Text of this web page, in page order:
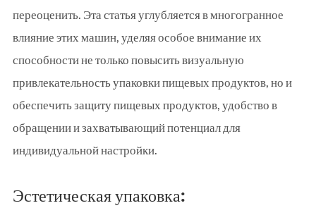
переоценить. Эта статья углубляется в многогранное
влияние этих машин, уделяя особое внимание их
способности не только повысить визуальную
привлекательность упаковки пищевых продуктов, но и
обеспечить защиту пищевых продуктов, удобство в
обращении и захватывающий потенциал для
индивидуальной настройки.
Эстетическая упаковка: